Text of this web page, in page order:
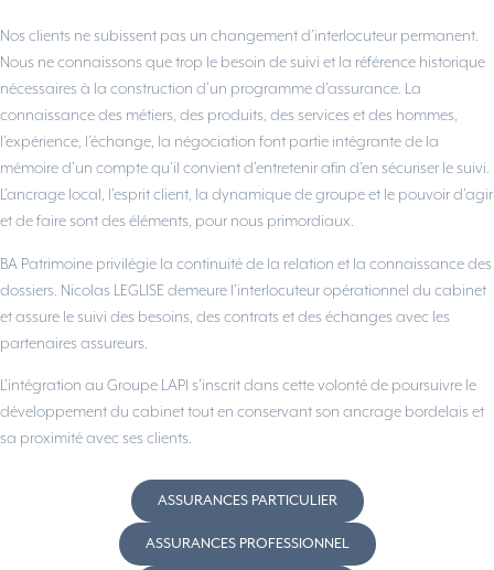
Nos clients ne subissent pas un changement d’interlocuteur permanent.
Nous ne connaissons que trop le besoin de suivi et la référence historique
nécessaires à la construction d’un programme d’assurance. La
connaissance des métiers, des produits, des services et des hommes,
l’expérience, l’échange, la négociation font partie intégrante de la
mémoire d’un compte qu’il convient d’entretenir afin d’en sécuriser le suivi.
L’ancrage local, l’esprit client, la dynamique de groupe et le pouvoir d’agir
et de faire sont des éléments, pour nous primordiaux.
BA Patrimoine privilégie la continuité de la relation et la connaissance des
dossiers. Nicolas LEGLISE demeure l’interlocuteur opérationnel du cabinet
et assure le suivi des besoins, des contrats et des échanges avec les
partenaires assureurs.
L’intégration au Groupe LAPI s’inscrit dans cette volonté de poursuivre le
développement du cabinet tout en conservant son ancrage bordelais et
sa proximité avec ses clients.
ASSURANCES PARTICULIER
ASSURANCES PROFESSIONNEL